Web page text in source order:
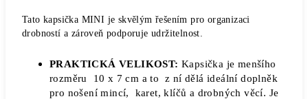
Tato kapsička MINI je skvělým řešením pro organizaci
drobností a zároveň podporuje udržitelnost.
PRAKTICKÁ VELIKOST: Kapsička je menšího
rozměru 10 x 7 cm a to z ní dělá ideální doplněk
pro nošení mincí, karet, klíčů a drobných věcí. Je